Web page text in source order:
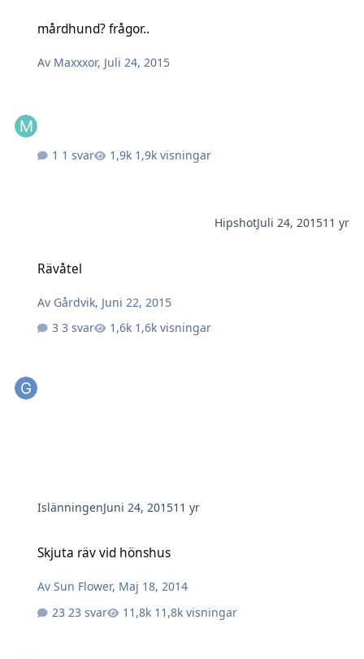
mårdhund? frågor..
Av Maxxxor, Juli 24, 2015
1 svar 1,9k visningar
HipshotJuli 24, 201511 yr
Rävåtel
Av Gårdvik, Juni 22, 2015
3 svar
1,6k visningar
IslänningenJuni 24, 201511 yr
Skjuta räv vid hönshus
AvSun Flower, Maj 18, 2014
23 svar
11,8k visningar